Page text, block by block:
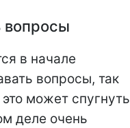
вопросы
в начале
вопросы, так
это может спугнуть
деле очень